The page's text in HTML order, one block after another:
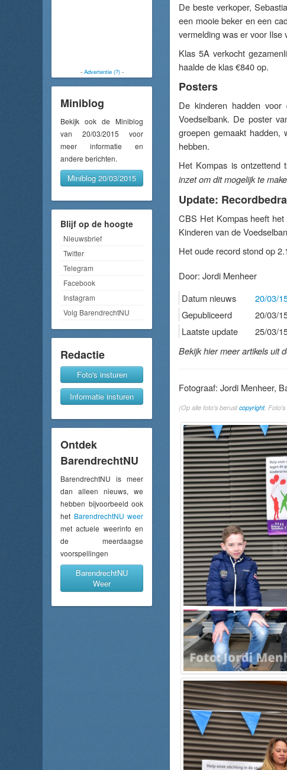
- Advertentie (?)-
Miniblog
Bekijk ook de Miniblog
van 20/03/2015 voor
meer informatie en
andere berichten.
Miniblog 20/03/2015
Blijf op de hoogte
Nieuwsbrief
Twitter
Telegram
Facebook
Instagram
Volg BarendrechtNU
Redactie
Foto's insturen
Informatie insturen
Ontdek
BarendrechtNU
BarendrechtNU is meer
dan alleen nieuws, we
hebben bijvoorbeeld ook
het BarendrechtNU weer
met actuele weerinfo en
de meerdaagse
voorspellingen
BarendrechtNU
Weer
De beste verkoper,
een mooie beker en een
vermelding was er voor Ilse
Klas 5A verkocht
haalde de klas €840 op.
Posters
De kinderen hadden
Voedselbank. De poster
groepen gemaakt hadden,
hebben.
Het Kompas is ontzettend
inzet om dit mogelijk te
Update:
CBS Het Kompas heeft
Kinderen van de
Het oude record stond op
Door: Jordi Menheer
Datum nieuws
20/03/
Gepubliceerd
20/03/
Laatste update
25/03/
Bekijk hier meer artikels uit
Fotograaf: Jordi Menheer,
(Op alle foto's berustcopyright. Foto's